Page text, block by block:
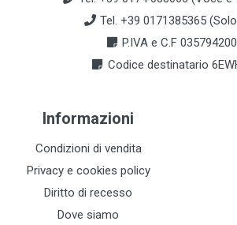
Tel. +39 0171385365
P.IVA e C.F
Codice destinatario
Informazioni
Condizioni di vendita
Privacy e cookies policy
Diritto di recesso
Dove siamo